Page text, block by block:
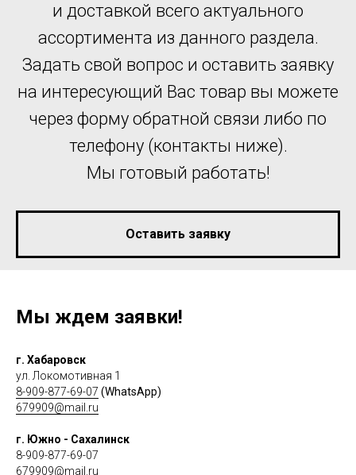
и доставкой всего актуального
ассортимента из данного раздела.
Задать свой вопрос и оставить заявку
на интересующий Вас товар вы можете
через форму обратной связи либо по
телефону (контакты ниже).
Мы готовый работать!
Оставить заявку
Мы ждем заявки!
г. Хабаровск
ул. Локомотивная 1
8-909-877-69-07 (WhatsApp)
679909@mail.ru
г. Южно - Сахалинск
8-909-877-69-07
679909@mail.ru